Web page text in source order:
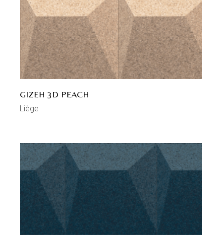
GIZEH 3D PEACH
Liège